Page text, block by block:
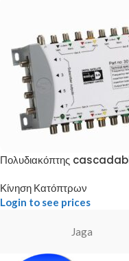
Πολυδιακόπτης
Κίνηση Κατόπτρων
Login to see prices
Jaga